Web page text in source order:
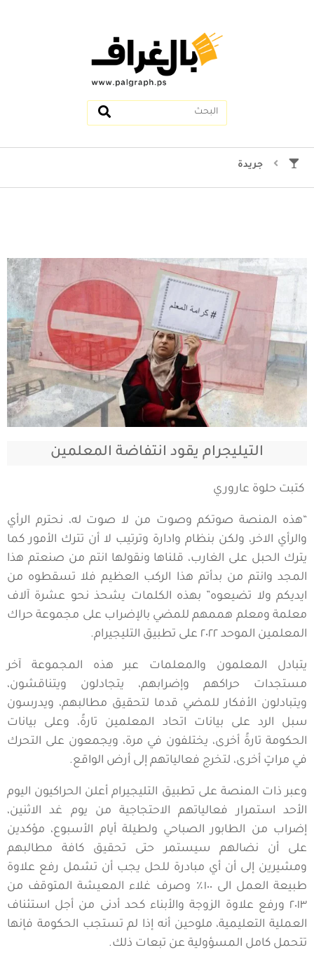
جريدة
التيليجرام يقود انتفاضة المعلمين
كتبت حلوة عاروري
“هذه المنصة صوتكم وصوت من لا صوت له، نحترم الرأي
والرأي الاخر، ولكن بنظام وادارة وترتيب لا أن تترك الأمور كما
يترك الحبل على الغارب، قلناها ونقولها انتم من صنعتم هذا
المجد وانتم من بدأتم هذا الركب العظيم فلا تسقطوه من
ايديكم ولا تضيعوه” بهذه الكلمات يشحذ نحو عشرة آلاف
معلمة ومعلم هممهم للمضي بالإضراب على مجموعة حراك
المعلمين الموحد ٢٠٢٢ على تطبيق التليجيرام.
يتبادل المعلمون والمعلمات عبر هذه المجموعة آخر
مستجدات حراكهم وإضرابهم، يتجادلون ويتناقشون،
ويتبادلون الأفكار للمضي قدما لتحقيق مطالبهم، ويدرسون
سبل الرد على بيانات اتحاد المعلمين تارةً، وعلى بيانات
الحكومة تارةً أخرى، يختلفون في مرة، ويجمعون على التحرك
في مراتٍ أخرى، لتخرج فعالياتهم إلى أرض الواقع.
وعبر ذات المنصة على تطبيق التليجيرام أعلن الحراكيون اليوم
الأحد استمرار فعالياتهم الاحتجاجية من يوم غد الاثنين،
إضراب من الطابور الصباحي ولطيلة أيام الأسبوع، مؤكدين
على أن نضالهم سيستمر حتى تحقيق كافة مطالبهم
ومشيرين إلى أن أي مبادرة للحل يجب أن تشمل رفع علاوة
طبيعة العمل الى ١٠٠٪؜ وصرف غلاء المعيشة المتوقف من
٢٠١٣ ورفع علاوة الزوجة والأبناء كحد أدنى من أجل استئناف
العملية التعليمية، ملوحين أنه إذا لم تستجب الحكومة فإنها
تتحمل كامل المسؤولية عن تبعات ذلك.